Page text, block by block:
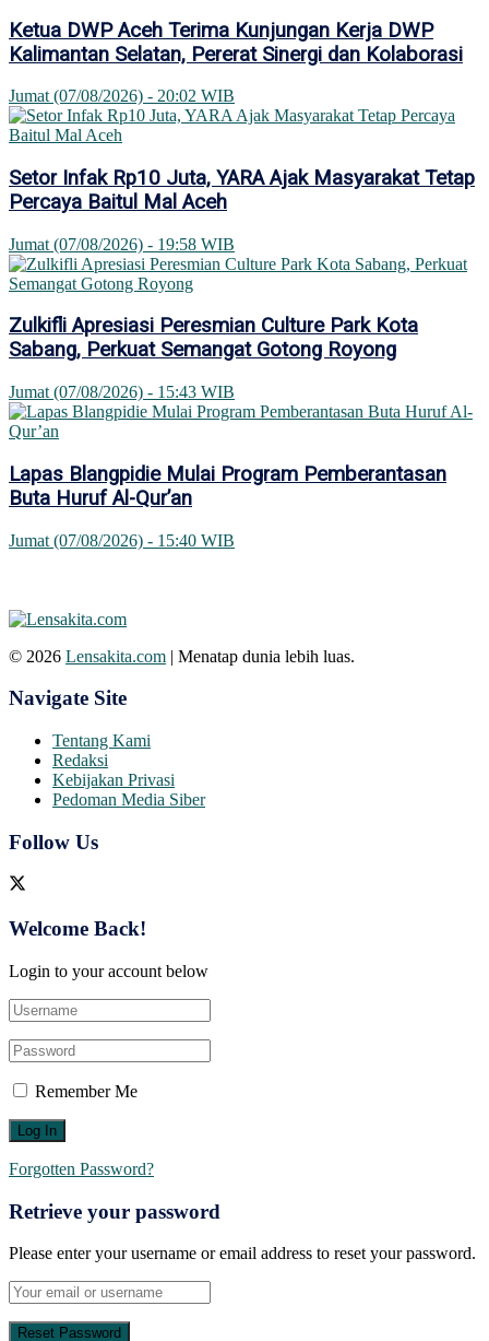
Ketua DWP Aceh Terima Kunjungan Kerja DWP
Kalimantan Selatan, Pererat Sinergi dan Kolaborasi
Jumat (07/08/2026) - 20:02 WIB
Setor Infak Rp10 Juta, YARA Ajak Masyarakat Tetap
Percaya Baitul Mal Aceh
Jumat (07/08/2026) - 19:58 WIB
Zulkifli Apresiasi Peresmian Culture Park Kota
Sabang, Perkuat Semangat Gotong Royong
Jumat (07/08/2026) - 15:43 WIB
Lapas Blangpidie Mulai Program Pemberantasan
Buta Huruf Al-Qur’an
Jumat (07/08/2026) - 15:40 WIB
© 2026 Lensakita.com | Menatap dunia lebih luas.
Navigate Site
Tentang Kami
Redaksi
Kebijakan Privasi
Pedoman Media Siber
Follow Us
Welcome Back!
Login to your account below
Remember Me
Forgotten Password?
Retrieve your password
Please enter your username or email address to reset your password.